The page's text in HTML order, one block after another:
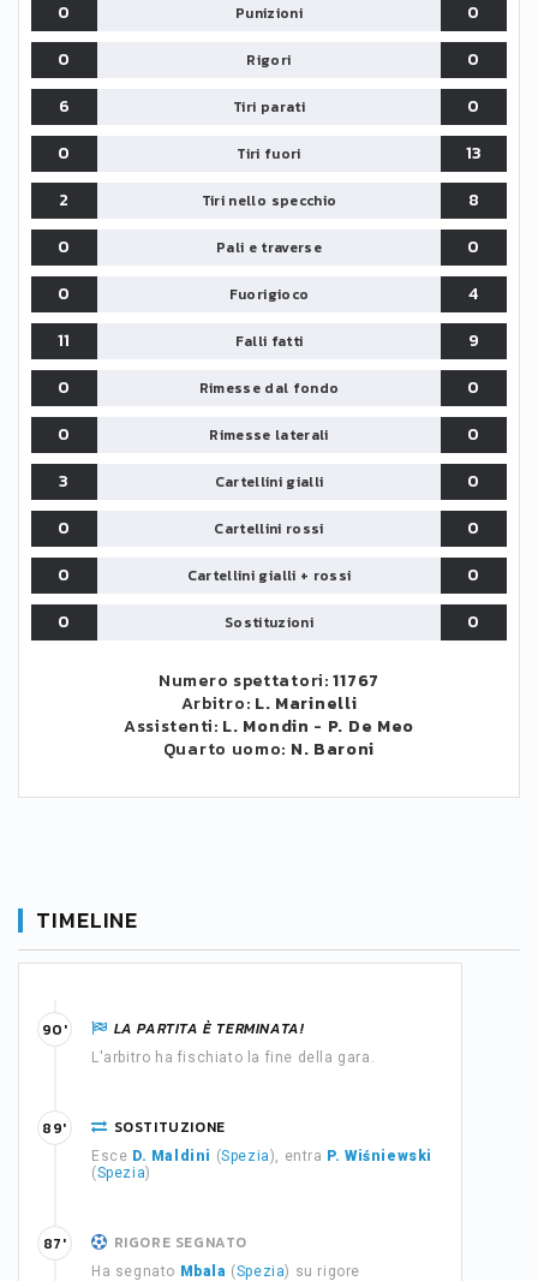
0 Punizioni
0
0
Rigori
0
6
Tiri parati
0
0
Tiri fuori
13
2
Tiri nello specchio
8
0
Pali e traverse
0
0
Fuorigioco
4
11
Falli fatti
9
0
Rimesse dal fondo
0
0
Rimesse laterali
0
3
Cartellini gialli
0
0
Cartellini rossi
0
0
Cartellini gialli + rossi
0
0
Sostituzioni 0
Numero spettatori:11767
Arbitro: L. Marinelli
Assistenti: L. Mondin - P. De Meo
Quarto uomo: N. Baroni
TIMELINE
LA PARTITA È TERMINATA!
L'arbitro ha fischiato la fine della gara.
90'
SOSTITUZIONE
Esce D. Maldini (Spezia), entra P. Wiśniewski
(Spezia)
89'
RIGORE SEGNATO
Ha segnato Mbala (Spezia) su rigore
87'